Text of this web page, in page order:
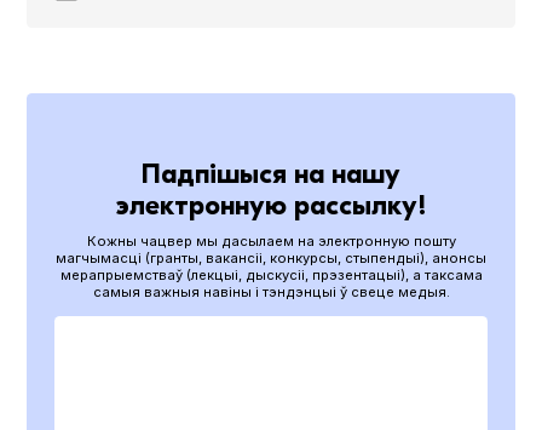
Падпішыся на нашу
электронную рассылку!
Кожны чацвер мы дасылаем на электронную пошту
магчымасці (гранты, вакансіі, конкурсы, стыпендыі), анонсы
мерапрыемстваў (лекцыі, дыскусіі, прэзентацыі), а таксама
самыя важныя навіны і тэндэнцыі ў свеце медыя.